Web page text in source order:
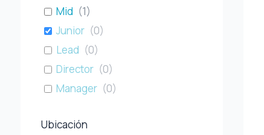
Mid (1)
Junior (0)
Lead (0)
Director (0)
Manager (0)
Ubicación